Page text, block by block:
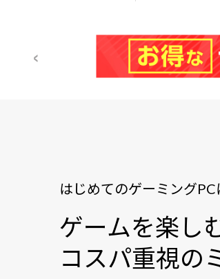
はじめてのゲーミングPC
ゲームを楽し
コスパ重視の